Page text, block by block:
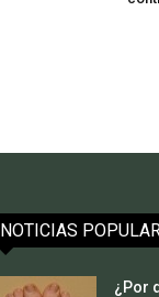
NOTICIAS
¿Por